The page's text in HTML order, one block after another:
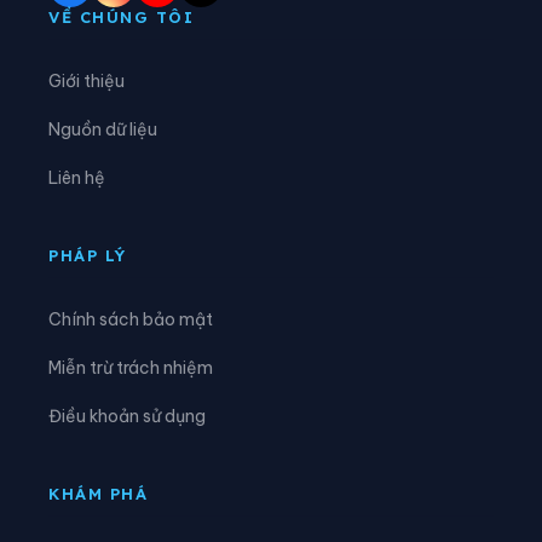
Xã Nguyên Bình
Xã Tam Kim
Xã Vinh Quý
VỀ CHÚNG TÔI
Giới thiệu
Nguồn dữ liệu
Liên hệ
PHÁP LÝ
Chính sách bảo mật
Miễn trừ trách nhiệm
Điều khoản sử dụng
KHÁM PHÁ